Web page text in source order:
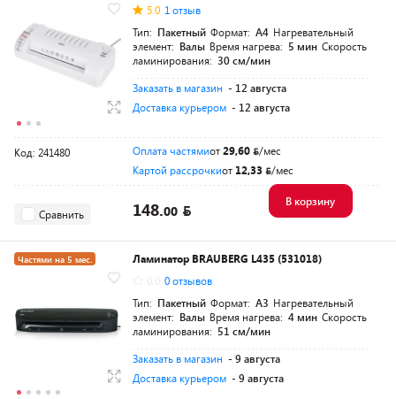
5.0 1 отзыв
Тип: Пакетный Формат: A4 Нагревательный
элемент: Валы Время нагрева: 5 мин Скорость
ламинирования: 30 см/мин
Заказать в магазин - 12 августа
Доставка курьером - 12 августа
Код: 241480 Оплата частямиот29,60
/мес
Картой рассрочкиот 12,33 /мес
Сравнить 148.00
В корзину
Частями на 5 мес.
Ламинатор BRAUBERG L435 (531018)
0 отзывов
Тип: Пакетный Формат: A3 Нагревательный
элемент: Валы Время нагрева: 4 мин Скорость
ламинирования: 51 см/мин
Заказать в магазин - 9 августа
Доставка курьером - 9 августа